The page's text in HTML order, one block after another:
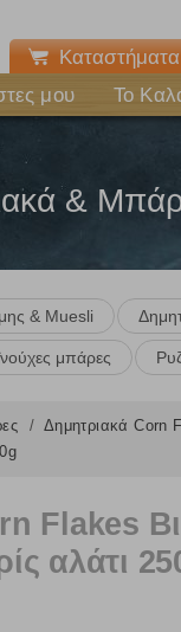
Καταστήματα
μου Το
&
& Muesli
μπάρες
Δημητριακά Corn
Flakes
αλάτι